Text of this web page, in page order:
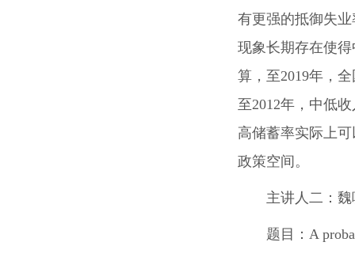
有更强的抵御失
现象长期存在使
算，至2019年，
至2012年，中低
高储蓄率实际上
政策空间。
主讲人二： 魏
题目： A